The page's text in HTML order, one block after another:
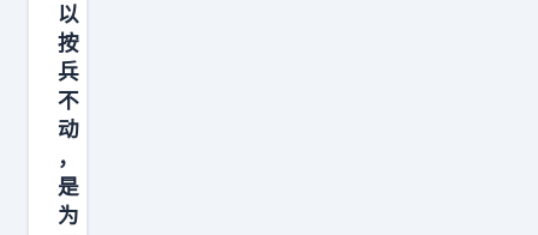
除
了
人
多
中
国
以
按
兵
不
动
，
是
为